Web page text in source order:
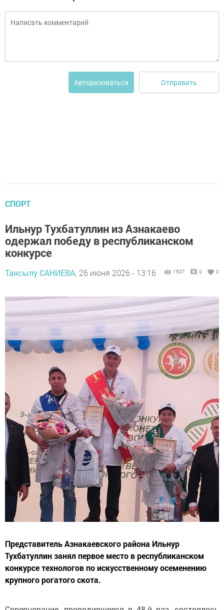
Авторизоваться Отправить
СПОРТ
Ильнур Тухбатуллин из Азнакаево
одержал победу в республиканском
конкурсе
Тансылу САНИЕВА, 26 июня 2026 - 13:16 1507 0 0
Представитель Азнакаевского района Ильнур
Тухбатуллин занял первое место в республиканском
конкурсе технологов по искусственному осеменению
крупного рогатого скота.